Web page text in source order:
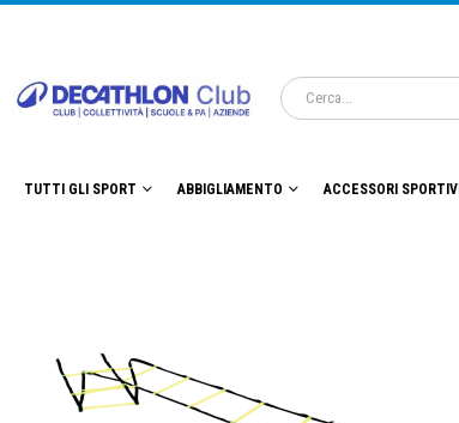
TUTTI GLI SPORT ABBIGLIAMENTO ACCESSORI SPORTIVI